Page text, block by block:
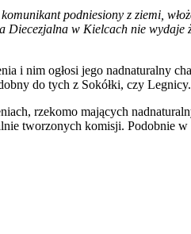
podniesiony z ziemi,
w Kielcach nie
nim ogłosi jego nadnaturalny
do tych z Sokółki, czy Legnicy.
rzekomo mających
tworzonych komisji. Podobnie